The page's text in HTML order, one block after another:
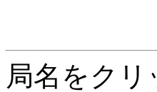
局名をク